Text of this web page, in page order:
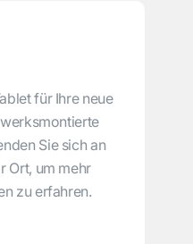
für Ihre neue
Sie sich an
Ort, um mehr
zu erfahren.